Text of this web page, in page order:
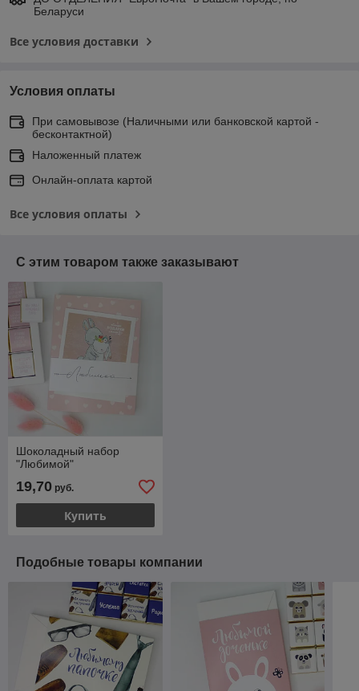
Беларуси
Все условия доставки
Условия оплаты
При самовывозе (Наличными или банковской картой -
бесконтактной)
Наложенный платеж
Онлайн-оплата картой
Все условия оплаты
С этим товаром также заказывают
Шоколадный набор
"Любимой"
19,70 руб.
Купить
Подобные товары компании